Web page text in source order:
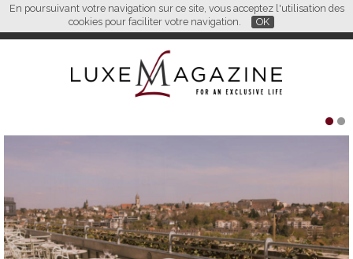
En poursuivant votre navigation sur ce site, vous acceptez l'utilisation des
cookies pour faciliter votre navigation.
OK
FR EN CN